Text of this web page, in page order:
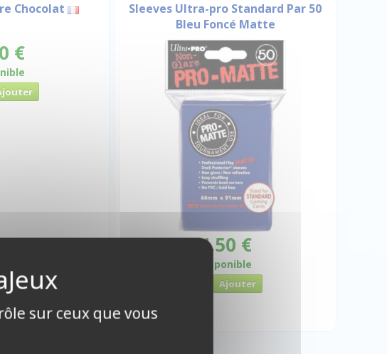
Chocolat
€
Sleeves Ultra-pro Standard Par 50
Bleu Foncé Matte
4,50 €
Disponible
sur ceux que vous